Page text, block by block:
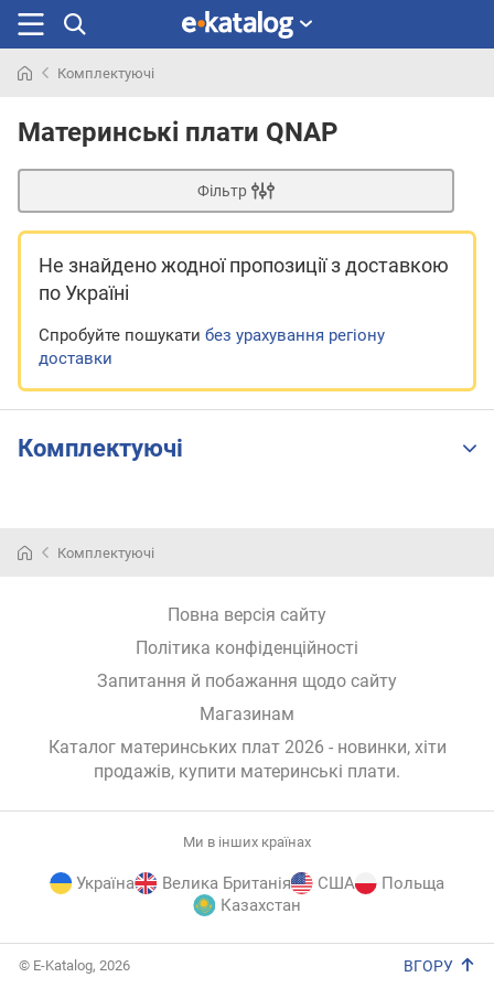
раніше
Комплектуючі
Материнські плати QNAP
Фільтр
Не знайдено жодної пропозиціїз доставкою
по Україні
Спробуйте пошукати без урахування регіону
доставки
Комплектуючі
Комплектуючі
Повна версія сайту
Політика конфіденційності
Запитання й побажання щодо сайту
Магазинам
Каталог материнських плат 2026 - новинки, хіти
продажів, купити материнські плати.
Ми в інших країнах
Україна Велика Британія США
Польща
Казахстан
© E-Katalog, 2026 ВГОРУ